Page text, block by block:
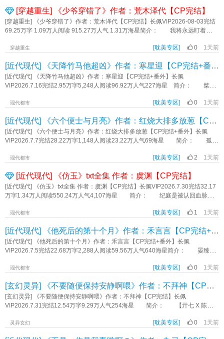
暗恋年下美强惨病弱受HE修罗场修仙仙侠《封魔》作者：寸千尺里
内心的无措战胜了重逢的喜悦。要问颜司序怎么看待十年前自己与徐昭的关系，
他会犹豫几秒说:“朋友之上，恋人嘛，差一点。”十年还是太久了，年少时懵懂的
爱意早已无法诉之于口。标签：久别重逢 强强 HE 酸甜口《旧欲难填》作者：叙
[穿越重生] 《少爷穿错了》作者：荒木泽代【CP完结】
[穿越重生] 《少爷穿错了》作者：荒木泽代【CP完结】长佩VIP2026-08-03完结
69.25万字 1.09万人阅读 915.27万人气 1.31万海星简介： 我将永远盯着
怪“话本”里的反派一员，无足轻重的小角色。 即便出生权贵之家，后天无论怎
着他、托着他。叫他平步青云，走的每条路都是康庄大道。 小少爷：为什么
独独要我重活一遍又一遍？ 小少爷：就为了再一次次看我一家人如何被那个
人一步步诛灭的？ 小少爷幽怨地看向那个尚未一飞冲天的人：……哎？
现的话……？！ **一段时间后** 大佬们：你怎么又来了，上次驱邪没成
他是怎么做的！ **又一段时间后** 大佬们：唉管不了了，他真是太喜欢我
了。 被尾随盯梢的那个人：错了，是喜欢我。 又名：拿着野史话本的我
怎么穿到正史了？ tips：1.主受，装癫爱算计的顽强小少爷。 2.可能有万
木泽代
穿越重生 [耽美专区] 0 1天前
[近代现代] 《天降竹马他超凶》作者：寒星迎【CP完结+番外】
[近代现代] 《天降竹马他超凶》作者：寒星迎【CP完结+番外】长佩
VIP2026.7.16完结2.95万字5,248人阅读96.92万人气227海星 简介： 桀骜
在被人表白之后的一分钟，于镜初的肩被一个金毛拍了拍，那是他远赴国外离开
眼”，吵架拌嘴是日常……没成想之后有一天，他们真拌上对方的嘴了。 小剧
场 于镜初：我不服！下次接吻我要先把你的嘴用胶布粘上，等我亲五分钟再
撕掉^＿^ 盛闲忆：^＿^ 盛闲忆：宝贝这亲的还是嘴吗？ *两个幼稚鬼
常帅攻美受HE《天降竹马他超凶》作者：寒星迎
现代都市 [耽美专区] 0 1天前
[近代现代] 《六个便士与月亮》作者：红烧大排多放葱【CP完结+番外】
[近代现代] 《六个便士与月亮》作者：红烧大排多放葱【CP完结+番外】长佩
VIP2026.7.7完结28.22万字1,148人阅读23.22万人气69海星 简介： 孤傲
现实的种种压着他的脑袋做事。他对此愤愤不平，仗着有几分才华在艺术届我行
气的玩意儿。 眼前的俗气玩意皮肤黑黑的，长得土土的，穿得也很有“味
道”。 起初，钱不识只当对方是个倒霉可怜鬼雇着，雇着雇着却对这个俗气的
家伙产生好奇…… 天边是美轮美奂可遇不可求的月亮，我的月亮却愿意为我
与月亮》作者：红烧大排多放葱
现代都市 [耽美专区] 2 1天前
[近代现代] 《仿玉》txt全集 作者：虞渊【CP完结】
[近代现代] 《仿玉》txt全集 作者：虞渊【CP完结】长佩VIP2026.7.30完结32.17
万字1.34万人阅读550.24万人气4,107海星 简介： 纪庭是被认回血脉的
妻，他的左右手，情场商场，本该理所应当。 虞迟想，纪家内斗，他是假少
善，是璞玉，而真少爷声名狼藉，是仿玉的时候，纪庭问虞迟：你也这么想
吗？ 虞迟只能沉默不语。 纪庭始终没有等到那个答案。 直到他被推
下山崖九死一生，看见虞迟毫不留情地走向纪宁时，他才终于明白虞迟的沉默
下我的手段。” 虞迟静静地看着他，眼睫轻颤。 “受教。” *1v1/he/双
爱我我爱你但各怀鬼胎双向粗箭头因为各种误会互猜心思相爱相杀的二人转
标签：强强豪门商战狗血相爱相杀恨海情天荤素均衡双初恋《仿玉》作者：虞渊
现代都市 [耽美专区] 1 1天前
[近代现代] 《他死后的第十个月》作者：禾言言【CP完结+番外】
[近代现代] 《他死后的第十个月》作者：禾言言【CP完结+番外】长佩
VIP2026.7.5完结22.68万字2,288人阅读59.56万人气640海星简介： 晏臻x舒
身上吸血。 在舒钰确诊抑郁那天晚上，和他恋爱六年的男朋友晏臻提出分
上出车祸死掉的新闻。当舒钰得知消息打车跑过去的时候，晏臻的尸体烧的没有
了。 舒钰崩溃想要跟着晏臻一起死的时候，曾经强制伤害过他三个月的宋逢
救了他。 虽然没死成，但舒钰因为晏臻的死亡出现了更严重的心理疾病，退
去。 — 第十个月，晏臻回来了。 可舒钰坚信他死掉了，只当他是幻
现代都市 [耽美专区] 0 1天前
[玄幻灵异] 《不要随便保持安静啊喂》作者：不拜神【CP完结】
[玄幻灵异] 《不要随便保持安静啊喂》作者：不拜神【CP完结】长佩
VIP2026.7.31完结12.54万字9.29万人气254海星 简介： 【亓七 X 陈不
音！ 高考之后，我本以为迎来了人生之中最轻松的三个月。 不料，一次
灵异玄幻 [耽美专区] 0 1天前